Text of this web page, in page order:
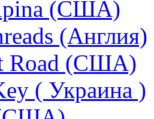
(США)
(Англия)
Road (США)
( Украина )